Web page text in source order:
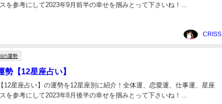
を参考にして2023年9月前半の幸せを掴みとって下さいね！...
CRISS
の運勢
勢【12星座占い】
12星座占い】の運勢を12星座別に紹介！全体運、恋愛運、仕事運、星座
を参考にして2023年8月後半の幸せを掴みとって下さいね！...